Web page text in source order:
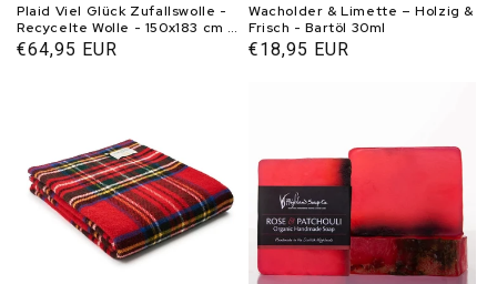
Plaid Viel Glück Zufallswolle -
Recycelte Wolle - 150x183 cm -
Tweedmill UK
Normaler
€64,95 EUR
Wacholder & Limette – Holzig &
Frisch - Bartöl 30ml
Normaler
€18,95 EUR